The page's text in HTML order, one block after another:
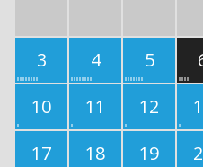
3
4 5
10
11 12
17
18 19